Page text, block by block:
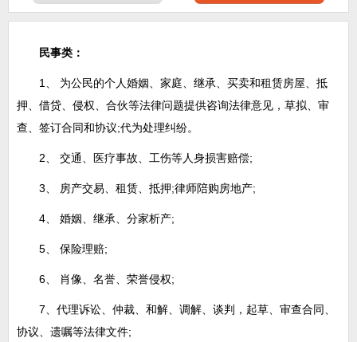
民事类：
1、 为公民的个人婚姻、家庭、继承、买卖和租赁房屋、抵
押、借贷、侵权、合伙等法律问题提供咨询法律意见，草拟、审
查、签订合同和协议;代为处理纠纷。
2、 交通、医疗事故、工伤等人身损害赔偿;
3、 房产交易、租赁、抵押;律师陪购房地产;
4、 婚姻、继承、分家析产;
5、 保险理赔;
6、 肖像、名誉、荣誉侵权;
7、代理诉讼、仲裁、和解、调解、谈判，起草、审查合同、
协议、遗嘱等法律文件;